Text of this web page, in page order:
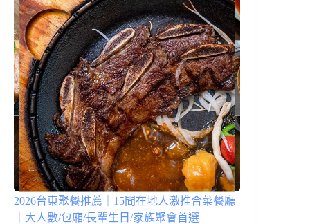
2026台東聚餐推薦｜15間在地人激推合菜餐廳
｜大人數/包廂/長輩生日/家族聚會首選